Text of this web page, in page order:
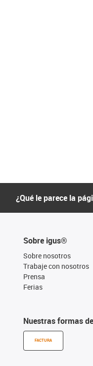
¿Qué le parece la
Sobre igus®
Sobre nosotros
Trabaje con nosotros
Prensa
Ferias
Nuestras formas
FACTURA